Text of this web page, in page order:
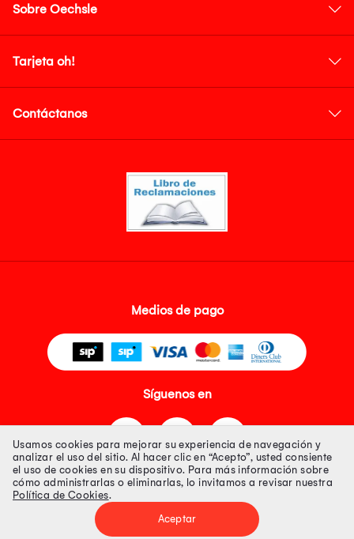
Sobre Oechsle
Tarjeta oh!
Contáctanos
Medios de pago
Síguenos en
Tienda 100% Segura
Tiendas Peruanas S.A. R.U.C. Nº 20493020618. Todos los derechos
Usamos cookies para mejorar su experiencia de navegación y
analizar el uso del sitio. Al hacer clic en “Acepto”, usted consiente
el uso de cookies en su dispositivo. Para más información sobre
cómo administrarlas o eliminarlas, lo invitamos a revisar nuestra
Política de Cookies.
Aceptar